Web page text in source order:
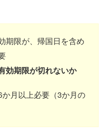
期限が、帰国日を含め
効期限が切れないか
月以上必要（3か月の